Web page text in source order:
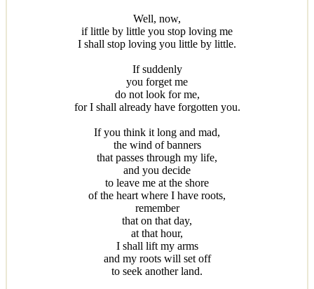
Well, now,
if little by little you stop loving me
I shall stop loving you little by little.
If suddenly
you forget me
do not look for me,
for I shall already have forgotten you.
If you think it long and mad,
the wind of banners
that passes through my life,
and you decide
to leave me at the shore
of the heart where I have roots,
remember
that on that day,
at that hour,
I shall lift my arms
and my roots will set off
to seek another land.